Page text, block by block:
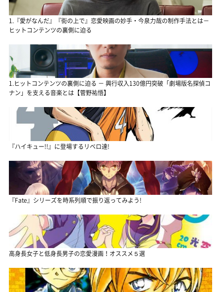
1.『愛がなんだ』『街の上で』恋愛映画の妙手・今泉力哉の制作手法とは－
ヒットコンテンツの裏側に迫る
1.ヒットコンテンツの裏側に迫る － 興行収入130億円突破「劇場版名探偵コ
ナン」を支える音楽とは【菅野祐悟】
『ハイキュー!!』に登場するリベロ達!
『Fate』シリーズを時系列順で振り返ってみよう!
高身長女子と低身長男子の恋愛漫画！オススメ５選